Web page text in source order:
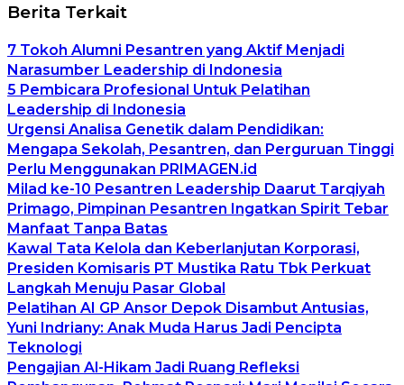
Berita Terkait
7 Tokoh Alumni Pesantren yang Aktif Menjadi
Narasumber Leadership di Indonesia
5 Pembicara Profesional Untuk Pelatihan
Leadership di Indonesia
Urgensi Analisa Genetik dalam Pendidikan:
Mengapa Sekolah, Pesantren, dan Perguruan Tinggi
Perlu Menggunakan PRIMAGEN.id
Milad ke-10 Pesantren Leadership Daarut Tarqiyah
Primago, Pimpinan Pesantren Ingatkan Spirit Tebar
Manfaat Tanpa Batas
Kawal Tata Kelola dan Keberlanjutan Korporasi,
Presiden Komisaris PT Mustika Ratu Tbk Perkuat
Langkah Menuju Pasar Global
Pelatihan AI GP Ansor Depok Disambut Antusias,
Yuni Indriany: Anak Muda Harus Jadi Pencipta
Teknologi
Pengajian Al-Hikam Jadi Ruang Refleksi